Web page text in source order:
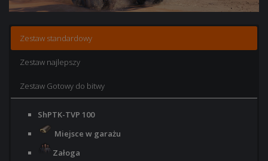
Zestaw standardowy
Zestaw najlepszy
Zestaw Gotowy do bitwy
ShPTK-TVP 100
Miejsce w garażu
Załoga